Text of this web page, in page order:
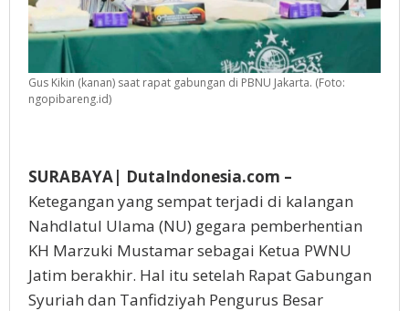
Gus Kikin (kanan) saat rapat gabungan di PBNU Jakarta. (Foto:
ngopibareng.id)
SURABAYA| DutaIndonesia.com –
Ketegangan yang sempat terjadi di kalangan
Nahdlatul Ulama (NU) gegara pemberhentian
KH Marzuki Mustamar sebagai Ketua PWNU
Jatim berakhir. Hal itu setelah Rapat Gabungan
Syuriah dan Tanfidziyah Pengurus Besar